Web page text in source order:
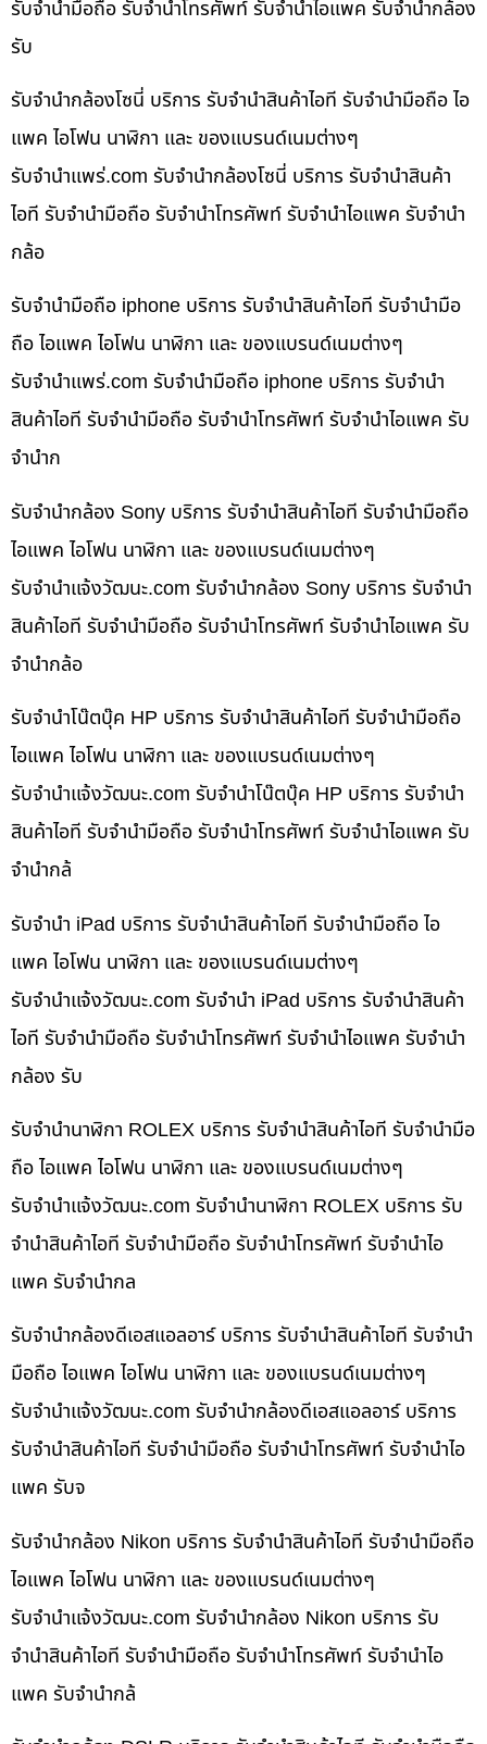
รับจำนำมือถือ รับจำนำโทรศัพท์ รับจำนำไอแพค รับจำนำกล้อง
รับ
รับจำนำกล้องโซนี่ บริการ รับจำนำสินค้าไอที รับจำนำมือถือ ไอ
แพค ไอโฟน นาฬิกา และ ของแบรนด์เนมต่างๆ
รับจํานําแพร่.com รับจำนำกล้องโซนี่ บริการ รับจำนำสินค้า
ไอที รับจำนำมือถือ รับจำนำโทรศัพท์ รับจำนำไอแพค รับจำนำ
กล้อ
รับจำนำมือถือ iphone บริการ รับจำนำสินค้าไอที รับจำนำมือ
ถือ ไอแพค ไอโฟน นาฬิกา และ ของแบรนด์เนมต่างๆ
รับจํานําแพร่.com รับจำนำมือถือ iphone บริการ รับจำนำ
สินค้าไอที รับจำนำมือถือ รับจำนำโทรศัพท์ รับจำนำไอแพค รับ
จำนำก
รับจำนำกล้อง Sony บริการ รับจำนำสินค้าไอที รับจำนำมือถือ
ไอแพค ไอโฟน นาฬิกา และ ของแบรนด์เนมต่างๆ
รับจํานําแจ้งวัฒนะ.com รับจำนำกล้อง Sony บริการ รับจำนำ
สินค้าไอที รับจำนำมือถือ รับจำนำโทรศัพท์ รับจำนำไอแพค รับ
จำนำกล้อ
รับจำนำโน๊ตบุ๊ค HP บริการ รับจำนำสินค้าไอที รับจำนำมือถือ
ไอแพค ไอโฟน นาฬิกา และ ของแบรนด์เนมต่างๆ
รับจํานําแจ้งวัฒนะ.com รับจำนำโน๊ตบุ๊ค HP บริการ รับจำนำ
สินค้าไอที รับจำนำมือถือ รับจำนำโทรศัพท์ รับจำนำไอแพค รับ
จำนำกล้
รับจำนำ iPad บริการ รับจำนำสินค้าไอที รับจำนำมือถือ ไอ
แพค ไอโฟน นาฬิกา และ ของแบรนด์เนมต่างๆ
รับจํานําแจ้งวัฒนะ.com รับจำนำ iPad บริการ รับจำนำสินค้า
ไอที รับจำนำมือถือ รับจำนำโทรศัพท์ รับจำนำไอแพค รับจำนำ
กล้อง รับ
รับจำนำนาฬิกา ROLEX บริการ รับจำนำสินค้าไอที รับจำนำมือ
ถือ ไอแพค ไอโฟน นาฬิกา และ ของแบรนด์เนมต่างๆ
รับจํานําแจ้งวัฒนะ.com รับจำนำนาฬิกา ROLEX บริการ รับ
จำนำสินค้าไอที รับจำนำมือถือ รับจำนำโทรศัพท์ รับจำนำไอ
แพค รับจำนำกล
รับจำนำกล้องดีเอสแอลอาร์ บริการ รับจำนำสินค้าไอที รับจำนำ
มือถือ ไอแพค ไอโฟน นาฬิกา และ ของแบรนด์เนมต่างๆ
รับจํานําแจ้งวัฒนะ.com รับจำนำกล้องดีเอสแอลอาร์ บริการ
รับจำนำสินค้าไอที รับจำนำมือถือ รับจำนำโทรศัพท์ รับจำนำไอ
แพค รับจ
รับจำนำกล้อง Nikon บริการ รับจำนำสินค้าไอที รับจำนำมือถือ
ไอแพค ไอโฟน นาฬิกา และ ของแบรนด์เนมต่างๆ
รับจํานําแจ้งวัฒนะ.com รับจำนำกล้อง Nikon บริการ รับ
จำนำสินค้าไอที รับจำนำมือถือ รับจำนำโทรศัพท์ รับจำนำไอ
แพค รับจำนำกล้